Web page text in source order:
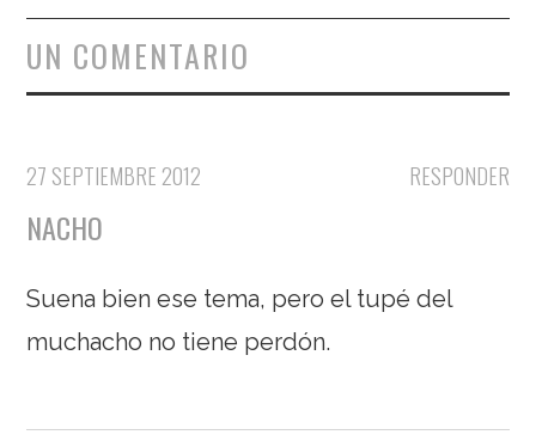
UN COMENTARIO
RESPONDER
27 SEPTIEMBRE 2012
NACHO
Suena bien ese tema, pero el tupé del
muchacho no tiene perdón.